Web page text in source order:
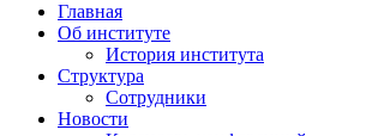
Главная
Об институте
История института
Структура
Сотрудники
Новости